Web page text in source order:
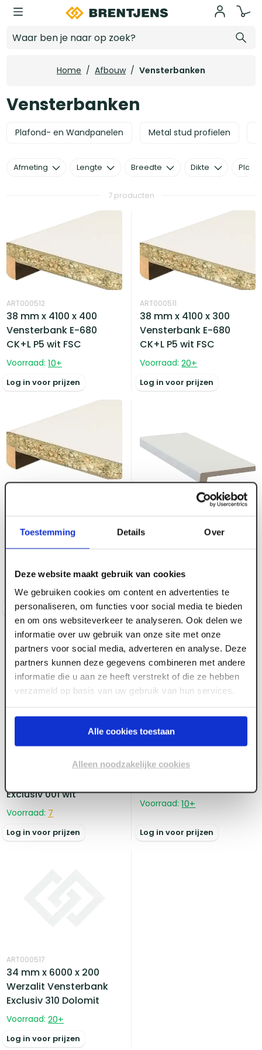
Toestemming Details Over
Deze website maakt gebruik van cookies
We gebruiken cookies om content en advertenties te
personaliseren, om functies voor social media te bieden
en om ons websiteverkeer te analyseren. Ook delen we
informatie over uw gebruik van onze site met onze
partners voor social media, adverteren en analyse. Deze
partners kunnen deze gegevens combineren met andere
informatie die u aan ze heeft verstrekt of die ze hebben
verzameld op basis van uw gebruik van hun services.
Alle cookies toestaan
Alleen noodzakelijke cookies
Ga naar hoofdinhoud
Home / Afbouw / Vensterbanken
Vensterbanken
Plafond- en Wandpanelen Metal stud profielen
7 producten
ART000512
38 mm x 4100 x 400
Vensterbank E-680
CK+L P5 wit FSC
Voorraad: 10+
Log in voor prijzen
ART000511
38 mm x 4100 x 300
Vensterbank E-680
CK+L P5 wit FSC
Voorraad: 20+
Log in voor prijzen
CK+L P5 wit FSC
Voorraad: 20+
Log in voor prijzen
ART000518
Exclusiv 001 wit
Voorraad: 10+
Log in voor prijzen
34 mm x 6000 x 300
Exclusiv 001 wit
Voorraad: 7
Log in voor prijzen
ART000519
34 mm x 6000 x 300
Werzalit Vensterbank
Voorraad: 10+
Log in voor prijzen
ART000517
34 mm x 6000 x 200
Werzalit Vensterbank
Exclusiv 310 Dolomit
Voorraad: 20+
Log in voor prijzen
Afmeting Lengte Breedte Dikte